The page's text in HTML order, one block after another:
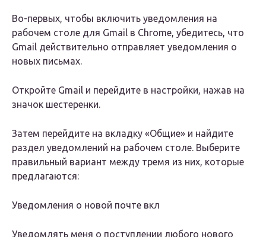
Во-первых, чтобы включить уведомления на
рабочем столе для Gmail в Chrome, убедитесь, что
Gmail действительно отправляет уведомления о
новых письмах.
Откройте Gmail и перейдите в настройки, нажав на
значок шестеренки.
Затем перейдите на вкладку «Общие» и найдите
раздел уведомлений на рабочем столе. Выберите
правильный вариант между тремя из них, которые
предлагаются:
Уведомления о новой почте вкл
Уведомлять меня о поступлении любого нового